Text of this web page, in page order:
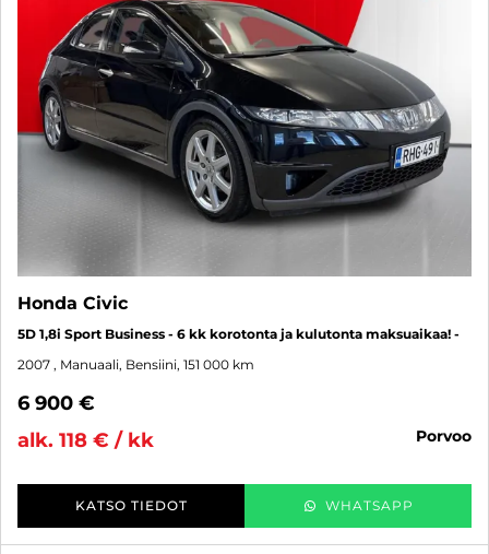
Honda Civic
5D 1,8i Sport Business - 6 kk korotonta ja kulutonta maksuaikaa! -
2007 , Manuaali, Bensiini, 151 000 km
6 900 €
alk. 118 € / kk
porvoo
KATSO TIEDOT WHATSAPP